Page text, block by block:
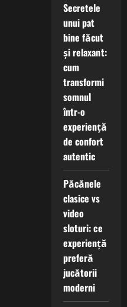
Secretele
unui pat
bine făcut
și relaxant:
cum
transformi
somnul
într-o
experiență
de confort
autentic
Păcănele
clasice vs
video
sloturi: ce
experiență
preferă
jucătorii
moderni